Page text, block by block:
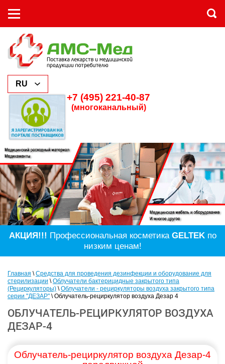
+7 (495) 221-40-87
(многоканальный)
АКЦИЯ!!! Профессиональная косметика GELTEKпо
низким ценам!
Главная \ Средства для проведения дезинфекции и оборудование для
стерилизации \ Облучатели бактерицидные закрытого типа
(Рециркуляторы) \ Облучатели - рециркуляторы воздуха закрытого типа
серии "ДЕЗАР" \ Облучатель-рециркулятор воздуха Дезар 4
ОБЛУЧАТЕЛЬ-РЕЦИРКУЛЯТОР ВОЗДУХА
ДЕЗАР-4
Облучатель-рециркулятор воздуха Дезар-4